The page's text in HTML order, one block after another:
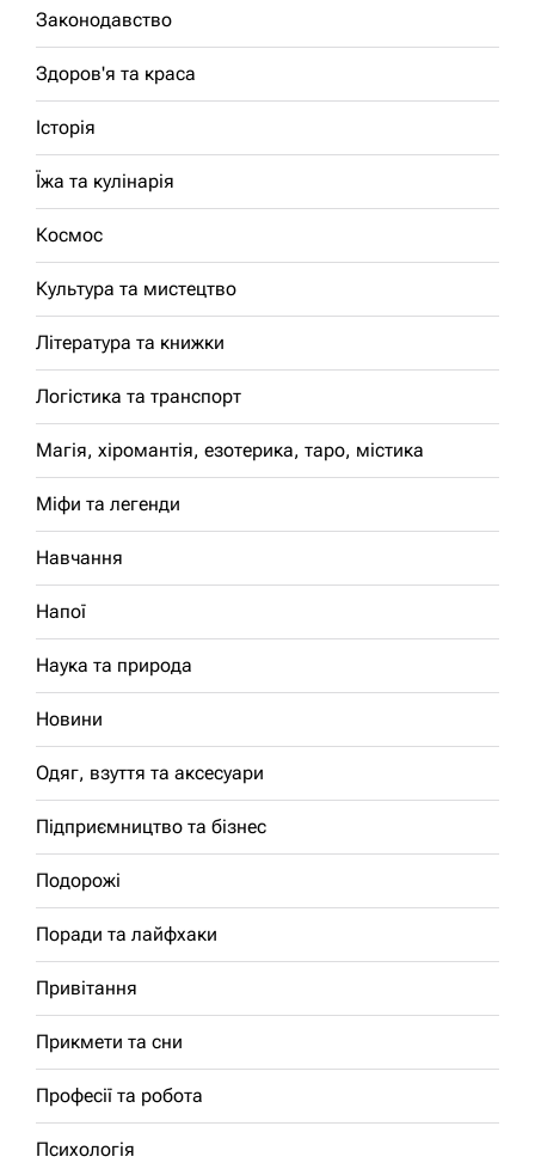
Законодавство
Здоров'я та краса
Історія
Їжа та кулінарія
Космос
Культура та мистецтво
Література та книжки
Логістика та транспорт
Магія, хіромантія, езотерика, таро, містика
Міфи та легенди
Навчання
Напої
Наука та природа
Новини
Одяг, взуття та аксесуари
Підприємництво та бізнес
Подорожі
Поради та лайфхаки
Привітання
Прикмети та сни
Професії та робота
Психологія